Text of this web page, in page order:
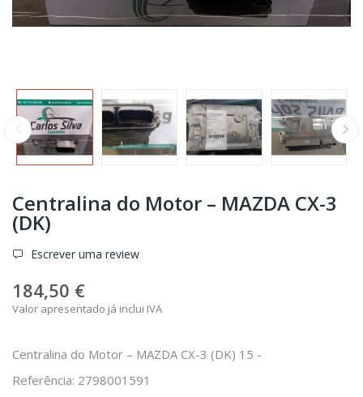
Centralina do Motor – MAZDA CX-3
(DK)
Escrever uma review
184,50 €
Valor apresentado já inclui IVA
Centralina do Motor – MAZDA CX-3 (DK) 15 -
Referência: 2798001591